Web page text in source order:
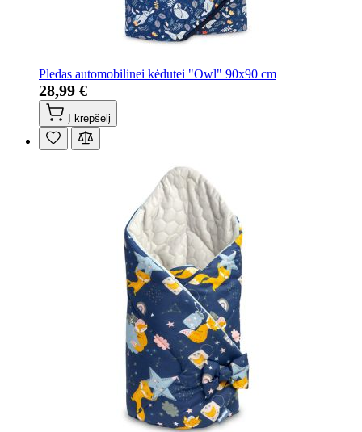
Pledas automobilinei kėdutei "Owl" 90x90 cm
28,99 €
Į krepšelį